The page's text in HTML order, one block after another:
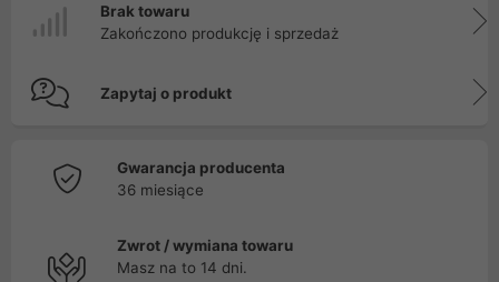
Brak towaru
Zakończono produkcję i sprzedaż
Zapytaj o produkt
Gwarancja producenta
36 miesiące
Zwrot / wymiana towaru
Masz na to 14 dni.